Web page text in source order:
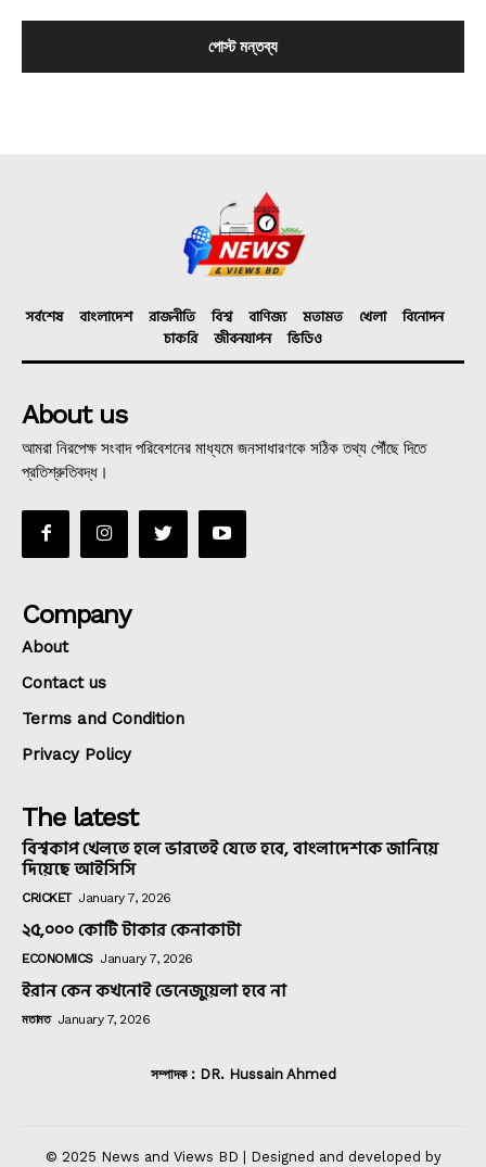
সর্বশেষ বাংলাদেশ রাজনীতি বিশ্ব বাণিজ্য মতামত খেলা
বিনোদন
চাকরি
জীবনযাপন ভিডিও
About us
আমরা নিরপেক্ষ সংবাদ পরিবেশনের মাধ্যমে জনসাধারণকে সঠিক তথ্য পৌঁছে দিতে
প্রতিশ্রুতিবদ্ধ।
Company
About
Contact us
Terms and Condition
Privacy Policy
The latest
বিশ্বকাপ খেলতে হলে ভারতেই যেতে হবে, বাংলাদেশকে জানিয়ে
দিয়েছে আইসিসি
CRICKET January 7, 2026
২৫,০০০ কোটি টাকার কেনাকাটা
ECONOMICS January 7, 2026
ইরান কেন কখনোই ভেনেজুয়েলা হবে না
মতামত January 7, 2026
সম্পাদক : DR. Hussain Ahmed
© 2025 News and Views BD | Designed and developed by